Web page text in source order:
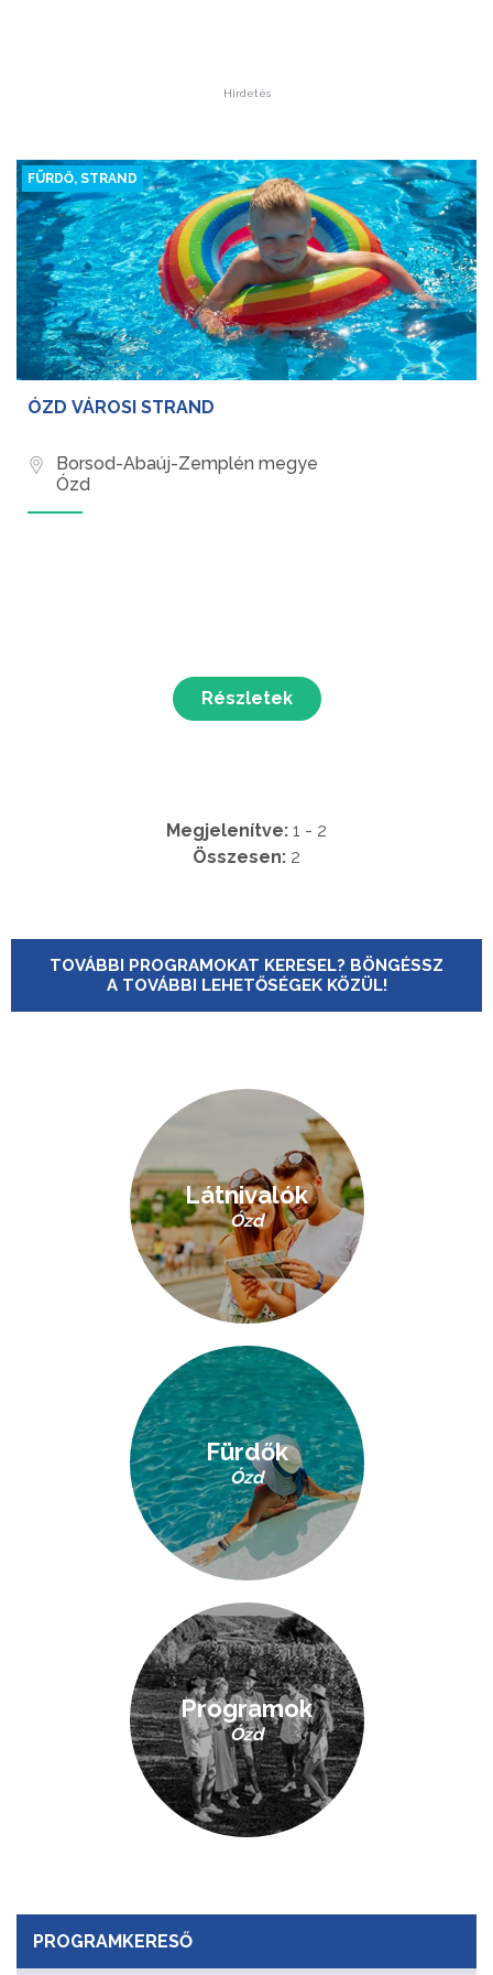
PROGRAMKERESŐ
Hirdetés
FÜRDŐ, STRAND
ÓZD VÁROSI STRAND
Borsod-Abaúj-Zemplén megye
Ózd
Részletek
Megjelenítve: 1 - 2
Összesen: 2
TOVÁBBI PROGRAMOKAT KERESEL? BÖNGÉSSZ
A TOVÁBBI LEHETŐSÉGEK KÖZÜL!
Látnivalók
Ózd
Fürdők
Ózd
Programok
Ózd